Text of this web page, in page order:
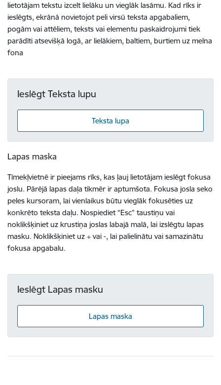
lietotājam tekstu izcelt lielāku un vieglāk lasāmu. Kad rīks ir
ieslēgts, ekrānā novietojot peli virsū teksta apgabaliem,
pogām vai attēliem, teksts vai elementu paskaidrojumi tiek
parādīti atsevišķā logā, ar lielākiem, baltiem, burtiem uz melna
fona
Ieslēgt Teksta lupu
Teksta lupa
Lapas maska
Tīmekļvietnē ir pieejams rīks, kas ļauj lietotājam ieslēgt fokusa
joslu. Pārējā lapas daļa tikmēr ir aptumšota. Fokusa josla seko
peles kursoram, lai vienlaikus būtu vieglāk fokusēties uz
konkrēto teksta daļu. Nospiediet “Esc” taustiņu vai
noklikšķiniet uz krustiņa joslas labajā malā, lai izslēgtu lapas
masku. Noklikšķiniet uz + vai -, lai palielinātu vai samazinātu
fokusa apgabalu.
Ieslēgt Lapas masku
Lapas maska